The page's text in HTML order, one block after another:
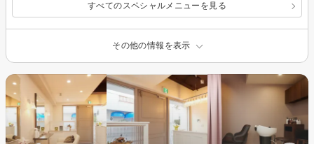
すべてのスペシャルメニューを見る
その他の情報を表示